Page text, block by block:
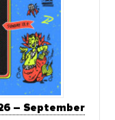
– September